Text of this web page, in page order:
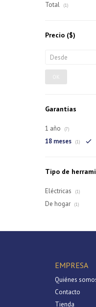
Total (1)
Precio ($)
OK
Garantías
1 año (7)
18 meses (1)
Tipo de
Eléctricas (1)
De hogar (1)
EMPRESA
Quiénes
Contacto
Tienda